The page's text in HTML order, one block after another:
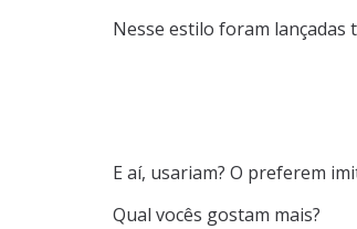
Nesse estilo foram lançadas
E aí, usariam? O preferem
Qual vocês gostam mais?